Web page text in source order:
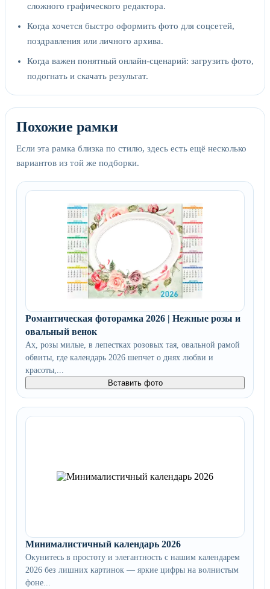
сложного графического редактора.
Когда хочется быстро оформить фото для соцсетей,
поздравления или личного архива.
Когда важен понятный онлайн-сценарий: загрузить фото,
подогнать и скачать результат.
Похожие рамки
Если эта рамка близка по стилю, здесь есть ещё несколько
вариантов из той же подборки.
Романтическая фоторамка 2026 | Нежные розы и
овальный венок
Ах, розы милые, в лепестках розовых тая, овальной рамой
обвиты, где календарь 2026 шепчет о днях любви и
красоты,...
Вставить фото
Минималистичный календарь 2026
Окунитесь в простоту и элегантность с нашим календарем
2026 без лишних картинок — яркие цифры на волнистым
фоне...